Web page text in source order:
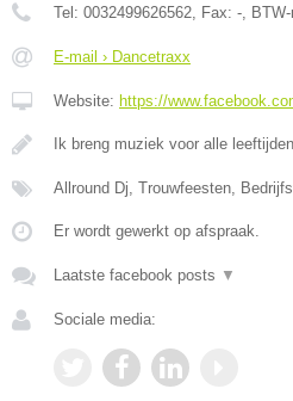
Tel: 0032499626562, Fax: -, BTW-
E-mail › Dancetraxx
Website: https://
Ik breng muziek voor alle
Allround Dj, Trouwfeesten,
Er wordt gewerkt op afspraak.
Laatste facebook posts ▼
Sociale media: